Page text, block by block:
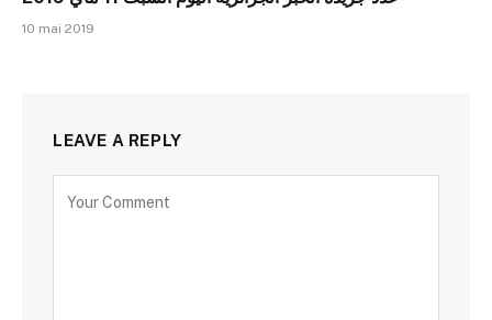
10 mai 2019
LEAVE A REPLY